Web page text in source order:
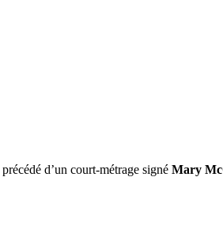
précédé d’un court-métrage signé Mary